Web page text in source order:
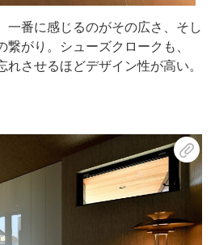
一番に感じるのがその広さ、そし
繋がり。シューズクロークも、
れさせるほどデザイン性が高い。